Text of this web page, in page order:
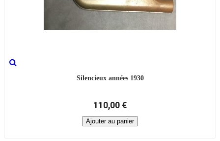
Silencieux années 1930
110,00 €
Ajouter au panier